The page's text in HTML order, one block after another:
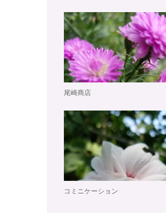
尾崎商店
コミニケーション